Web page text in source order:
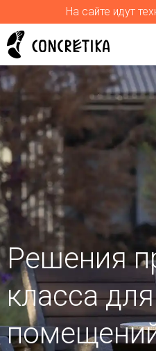
На сайте идут
Решения
класса